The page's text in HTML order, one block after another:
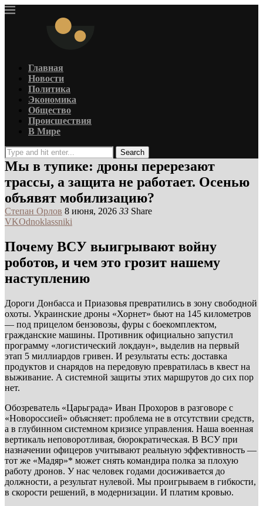
Главная
Новости
Политика
Экономика
Общество
Происшествия
В Мире
Search
Мы в тупике: дроны перерезают
трассы, а защита не работает. Осенью
объявят мобилизацию?
Степан Орлов 8 июня, 2026 33 Share
VKOdnoklassniki
Почему ВСУ выигрывают войну
роботов, и чем это грозит нашему
наступлению
Дороги Донбасса и Приазовья превратились в зону свободной
охоты. Украинские дроны «Хорнет» бьют на 145 километров
— под прицелом бензовозы, фуры с боекомплектом,
гражданские машины. Противник официально запустил
программу «логистический локдаун», выделив на первый
этап 5 миллиардов гривен. И результаты есть: доставка
продуктов и снарядов на передовую превратилась в квест на
выживание. А системной защиты этих маршрутов до сих пор
нет.
Обозреватель «Царьграда» Иван Прохоров в разговоре с
«Новороссией» объясняет: проблема не в отсутствии средств,
а в глубинном системном кризисе управления. Наша военная
вертикаль неповоротливая, бюрократическая. В ВСУ при
назначении офицеров учитывают реальную эффективность —
тот же «Мадяр»* может снять командира полка за плохую
работу дронов. У нас человек годами досиживается до
должности, а результат нулевой. Мы проигрываем в гибкости,
в скорости решений, в модернизации. И платим кровью.